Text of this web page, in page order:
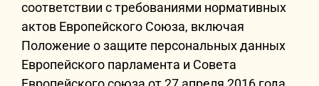
соответствии с требованиями нормативных
актов Европейского Союза, включая
Положение о защите персональных данных
Европейского парламента и Совета